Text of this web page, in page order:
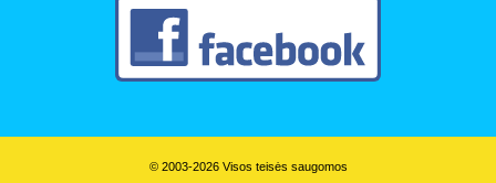
© 2003-2026 Visos teisės saugomos